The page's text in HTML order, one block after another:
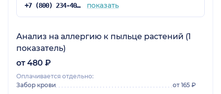
+7 (800) 234-40-50 показать
Анализ на аллергию к пыльце растений (1
показатель)
от 480 ₽
Оплачивается отдельно:
Забор крови
от 165 ₽